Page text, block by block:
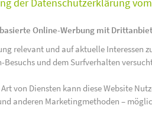
Online-Werbung mit
relevant und auf aktuelle Interessen
Besuchs und dem Surfverhalten
von Diensten kann diese Website
anderen Marketingmethoden –